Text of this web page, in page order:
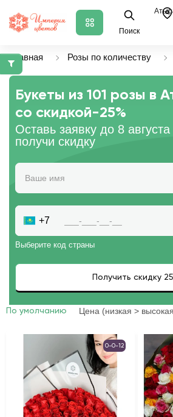
Поиск
Главная Розы по количеству
Букеты из 101 розы в
со скидкой-25%
Оставь заявку до 8 августа
получи скидку
+7
Выберите код страны
По умолчанию Цена (низкая >
0-0-12